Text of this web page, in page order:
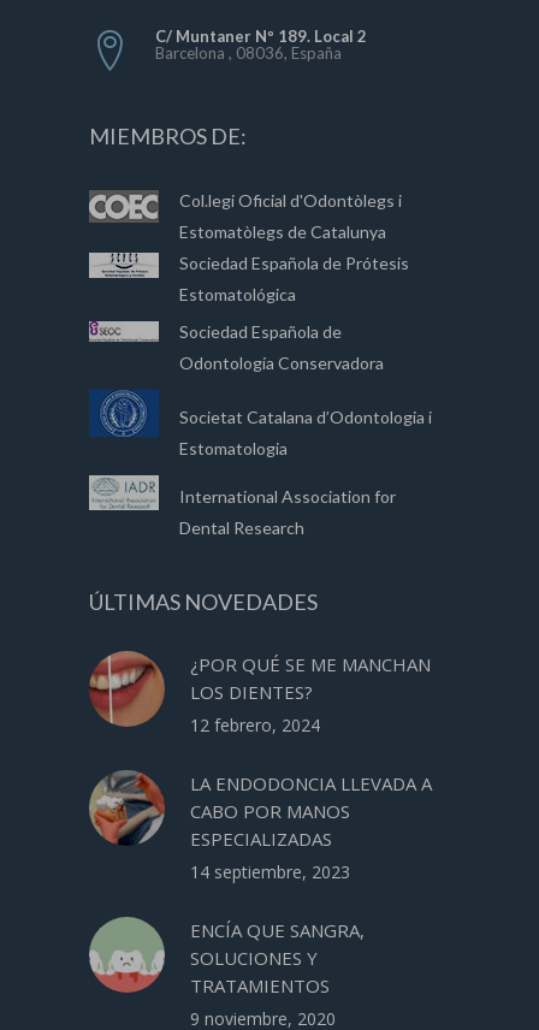
C/ Muntaner Nº 189. Local 2
Barcelona , 08036, España
MIEMBROS DE:
Col.legi Oficial d'Odontòlegs i
Estomatòlegs de Catalunya
Sociedad Española de Prótesis
Estomatológica
Sociedad Española de
Odontología Conservadora
Societat Catalana d’Odontologia i
Estomatologia
International Association for
Dental Research
ÚLTIMAS NOVEDADES
¿POR QUÉ SE ME MANCHAN
LOS DIENTES?
12 febrero, 2024
LA ENDODONCIA LLEVADA A
CABO POR MANOS
ESPECIALIZADAS
14 septiembre, 2023
ENCÍA QUE SANGRA,
SOLUCIONES Y
TRATAMIENTOS
9 noviembre, 2020